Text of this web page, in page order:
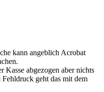
kann angeblich Acrobat
Kasse abgezogen aber nichts
geht das mit dem